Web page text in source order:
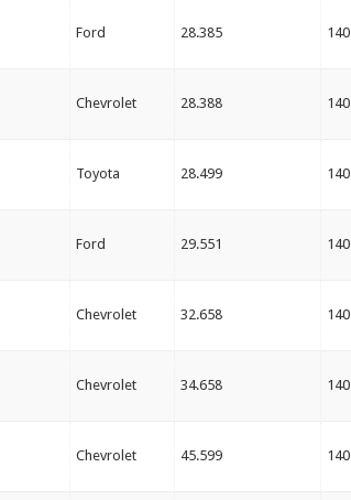
Ford 28.385 140
Chevrolet 28.388 140
Toyota 28.499 140
Ford 29.551 140
Chevrolet 32.658 140
Chevrolet 34.658 140
Chevrolet 45.599 140